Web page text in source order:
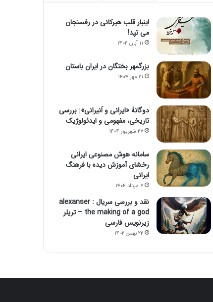
اینبار قلب هیرکانی در رفسنجان
می تپد!
۱۱ آبان ۱۴۰۴
بزرگمهر بختگان در ایران باستان
۲۱ مهر ۱۴۰۴
دوگانهٔ «ایرانی و اَنیرانی»: بررسی
تاریخی، مفهومی و ایدئولوژیک
۲۷ شهریور ۱۴۰۴
سامانه هوش مصنوعی ایرانی
رخشای آموزش دیده با فرهنگ
ایرانی
۷ مرداد ۱۴۰۴
نقد و بررسی سریال alexanser :
the making of a god – تریلر
زیرنویس فارسی
۲۲ بهمن ۱۴۰۲